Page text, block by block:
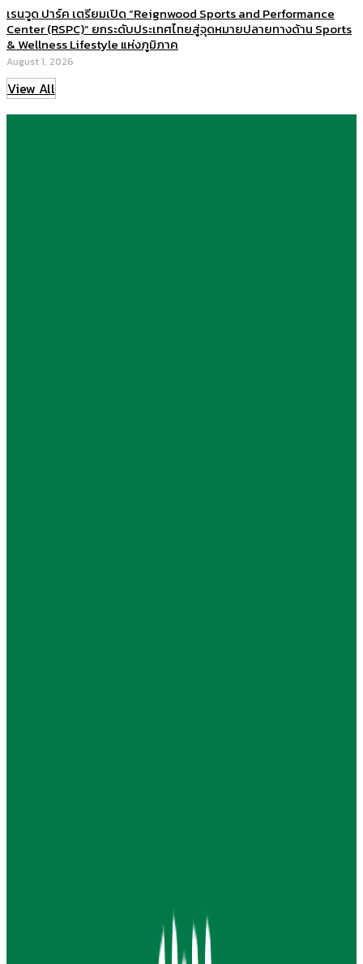
เรนวูด ปาร์ค เตรียมเปิด “Reignwood Sports and Performance
Center (RSPC)” ยกระดับประเทศไทยสู่จุดหมายปลายทางด้าน Sports
& Wellness Lifestyle แห่งภูมิภาค
August 1, 2026
View All